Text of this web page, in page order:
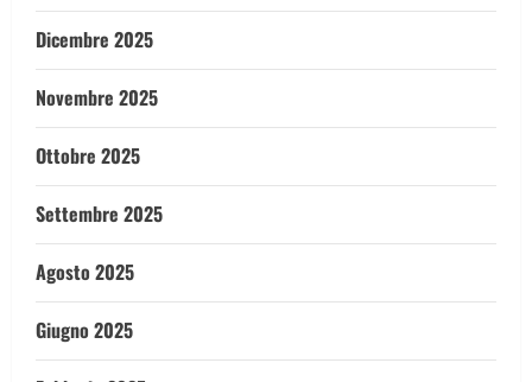
Dicembre 2025
Novembre 2025
Ottobre 2025
Settembre 2025
Agosto 2025
Giugno 2025